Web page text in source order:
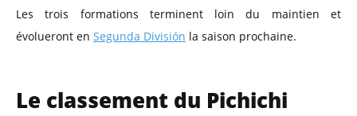
Les trois formations terminent loin du maintien et
évolueront en Segunda División la saison prochaine.
Le classement du Pichichi